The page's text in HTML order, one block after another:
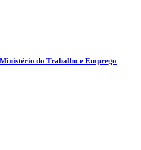
do Trabalho e Emprego